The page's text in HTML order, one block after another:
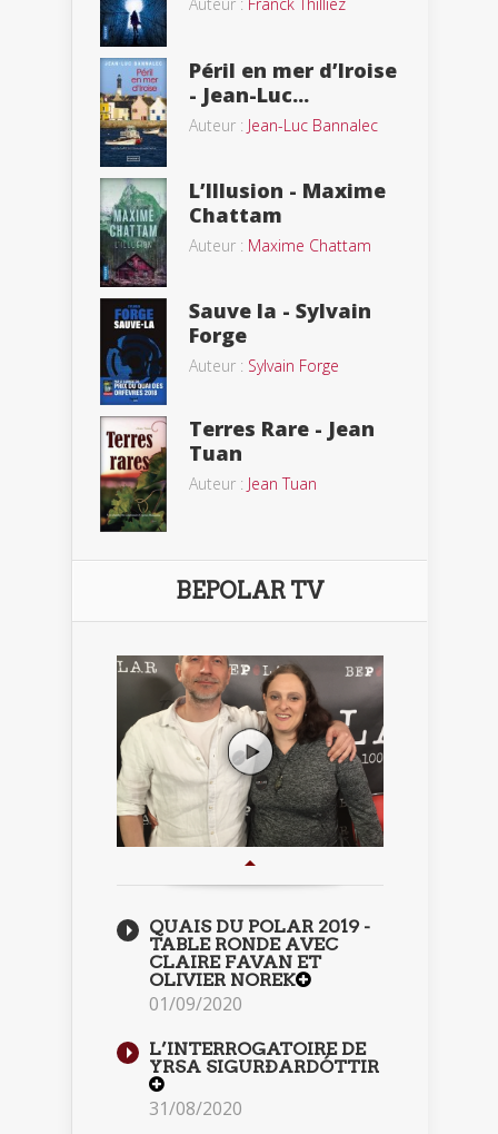
Auteur : Franck Thilliez
Péril en mer d’Iroise
- Jean-Luc...
Auteur : Jean-Luc Bannalec
L’Illusion - Maxime
Chattam
Auteur : Maxime Chattam
Sauve la - Sylvain
Forge
Auteur : Sylvain Forge
Terres Rare - Jean
Tuan
Auteur : Jean Tuan
BEPOLAR TV
QUAIS DU POLAR 2019 -
TABLE RONDE AVEC
CLAIRE FAVAN ET
OLIVIER NOREK
01/09/2020
L’INTERROGATOIRE DE
YRSA SIGURÐARDÓTTIR
31/08/2020